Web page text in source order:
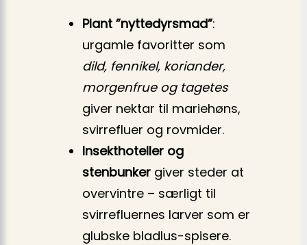
Plant ”nyttedyrsmad”:
urgamle favoritter som
dild, fennikel, koriander,
morgenfrue og tagetes
giver nektar til mariehøns,
svirrefluer og rovmider.
Insekthoteller og
stenbunker giver steder at
overvintre – særligt til
svirrefluernes larver som er
glubske bladlus-spisere.